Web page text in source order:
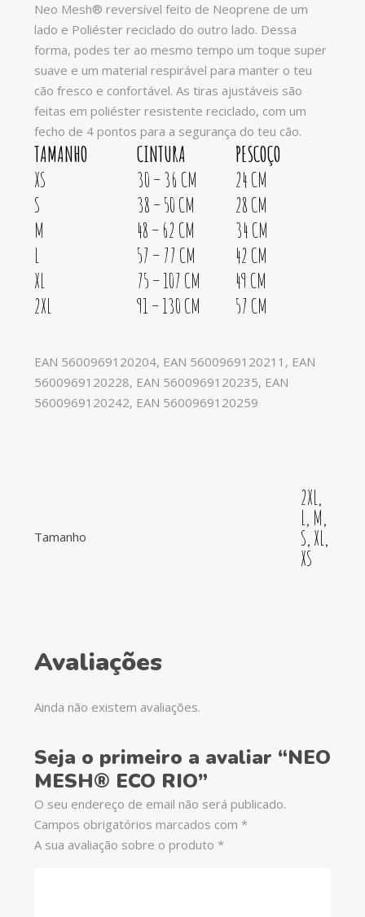
Neo Mesh® reversível feito de Neoprene de um
lado e Poliéster reciclado do outro lado. Dessa
forma, podes ter ao mesmo tempo um toque super
suave e um material respirável para manter o teu
cão fresco e confortável. As tiras ajustáveis são
feitas em poliéster resistente reciclado, com um
fecho de 4 pontos para a segurança do teu cão.
TAMANHO CINTURA
PESCOÇO
XS
30 – 36 CM
24 CM
S
38 – 50 CM
28 CM
M
48 – 62 CM
34 CM
L
57 – 77 CM
42 CM
XL
75 – 107 CM
49 CM
2XL
91 – 130 CM 57 CM
EAN 5600969120204, EAN 5600969120211, EAN
5600969120228, EAN 5600969120235, EAN
5600969120242, EAN 5600969120259
Tamanho
2XL,
L, M,
S, XL,
XS
Avaliações
Ainda não existem avaliações.
Seja o primeiro a avaliar “NEO
MESH® ECO RIO”
O seu endereço de email não será publicado.
Campos obrigatórios marcados com *
A sua avaliação sobre o produto *